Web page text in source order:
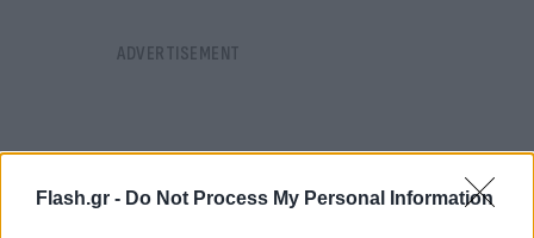
Flash.gr - Do Not Process My Personal Information